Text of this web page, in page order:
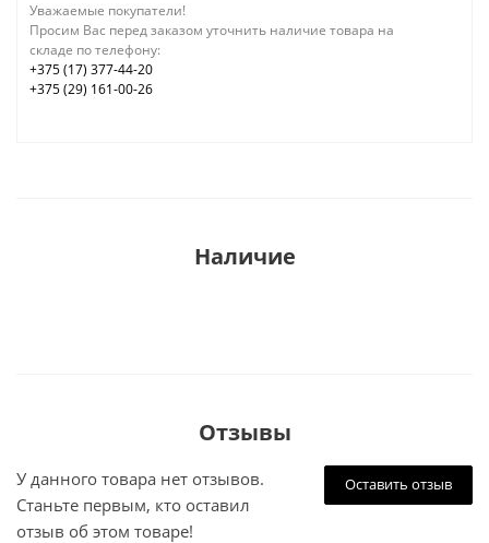
Уважаемые покупатели!
Просим Вас перед заказом уточнить наличие товара на
складе по телефону:
+375 (17) 377-44-20
+375 (29) 161-00-26
Наличие
Отзывы
Оставить отзыв
У данного товара нет отзывов.
Станьте первым, кто оставил
отзыв об этом товаре!